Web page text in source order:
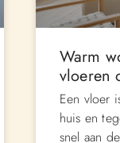
Warm
vloeren
Een vloer
huis en
snel aan